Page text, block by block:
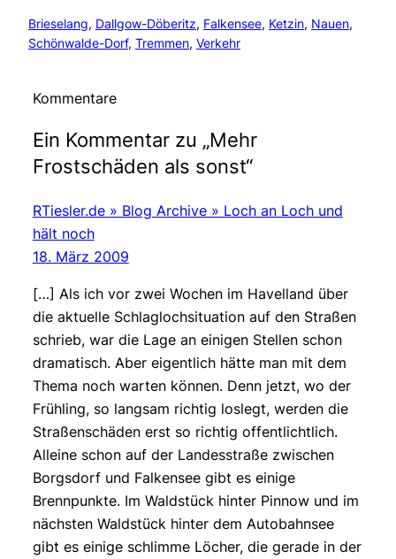
Brieselang, Dallgow-Döberitz, Falkensee, Ketzin, Nauen
Schönwalde-Dorf, Tremmen, Verkehr
Kommentare
Ein Kommentar zu „Mehr
Frostschäden als sonst“
RTiesler.de » Blog Archive » Loch an Loch und
hält noch
18. März 2009
[…] Als ich vor zwei Wochen im Havelland über
die aktuelle Schlaglochsituation auf den Straßen
schrieb, war die Lage an einigen Stellen schon
dramatisch. Aber eigentlich hätte man mit dem
Thema noch warten können. Denn jetzt, wo der
Frühling, so langsam richtig loslegt, werden die
Straßenschäden erst so richtig offentlichtlich.
Alleine schon auf der Landesstraße zwischen
Borgsdorf und Falkensee gibt es einige
Brennpunkte. Im Waldstück hinter Pinnow und im
nächsten Waldstück hinter dem Autobahnsee
gibt es einige schlimme Löcher, die gerade in der